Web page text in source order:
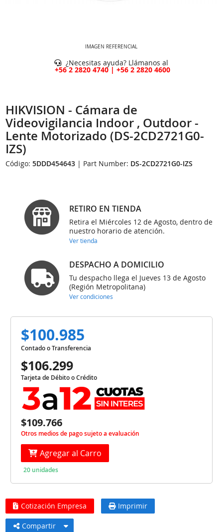
IMAGEN REFERENCIAL
¿Necesitas ayuda? Llámanos al
+56 2 2820 4740 | +56 2 2820 4600
HIKVISION - Cámara de
Videovigilancia Indoor , Outdoor -
Lente Motorizado (DS-2CD2721G0-
IZS)
Código:5DDD454643 | Part Number: DS-2CD2721G0-IZS
RETIRO EN TIENDA
Retira el Miércoles 12 de Agosto, dentro de
nuestro horario de atención.
Ver tienda
DESPACHO A DOMICILIO
Tu despacho llega el Jueves 13 de Agosto
(Región Metropolitana)
Ver condiciones
$100.985
Contado o Transferencia
$106.299
Tarjeta de Débito o Crédito
$109.766
Otros medios de pago sujeto a evaluación
Agregar al Carro
20 unidades
Cotización Empresa Imprimir
Compartir